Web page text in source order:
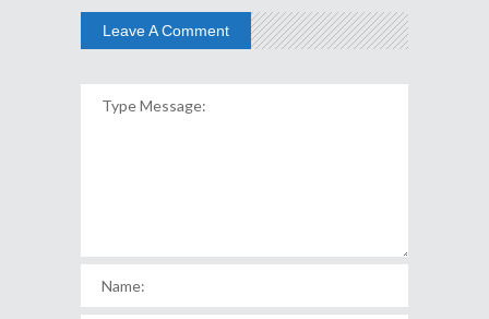
Leave A Comment